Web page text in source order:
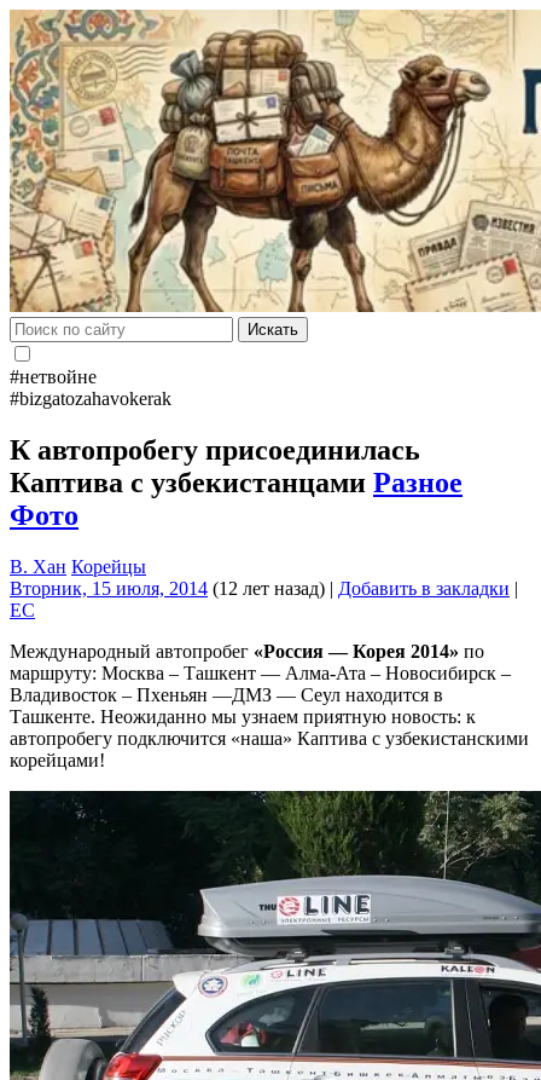
Искать
#нетвойне
#bizgatozahavokerak
К автопробегу присоединилась
Каптива с узбекистанцами Разное
Фото
В. Хан Корейцы
Вторник, 15 июля, 2014 (12 лет назад) | Добавить в закладки |
EC
Международный автопробег «Россия — Корея 2014» по
маршруту: Москва – Ташкент — Алма-Ата – Новосибирск –
Владивосток – Пхеньян —ДМЗ — Сеул находится в
Ташкенте. Неожиданно мы узнаем приятную новость: к
автопробегу подключится «наша» Каптива с узбекистанскими
корейцами!